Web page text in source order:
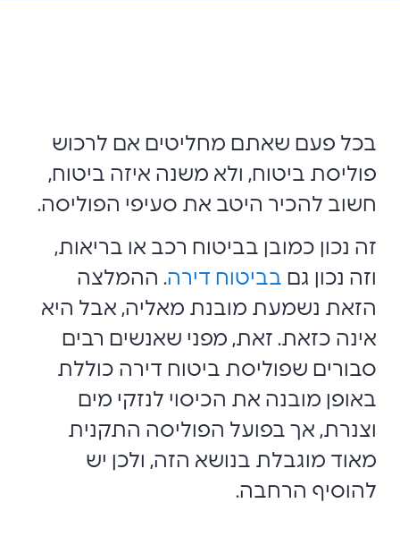
בכל פעם שאתם מחליטים אם לרכוש
פוליסת ביטוח, ולא משנה איזה ביטוח,
חשוב להכיר היטב את סעיפי הפוליסה.
זה נכון כמובן בביטוח רכב או בריאות,
וזה נכון גם בביטוח דירה. ההמלצה
הזאת נשמעת מובנת מאליה, אבל היא
אינה כזאת. זאת, מפני שאנשים רבים
סבורים שפוליסת ביטוח דירה כוללת
באופן מובנה את הכיסוי לנזקי מים
וצנרת, אך בפועל הפוליסה התקנית
מאוד מוגבלת בנושא הזה, ולכן יש
להוסיף הרחבה.